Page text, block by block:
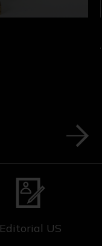
Editorial US